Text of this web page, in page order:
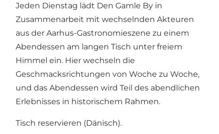
Jeden Dienstag lädt Den Gamle By in
Zusammenarbeit mit wechselnden Akteuren
aus der Aarhus-Gastronomieszene zu einem
Abendessen am langen Tisch unter freiem
Himmel ein. Hier wechseln die
Geschmacksrichtungen von Woche zu Woche,
und das Abendessen wird Teil des abendlichen
Erlebnisses in historischem Rahmen.
Tisch reservieren (Dänisch).